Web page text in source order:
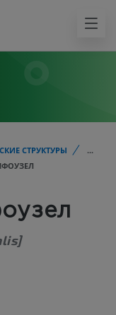
СТРУКТУРЫ
...